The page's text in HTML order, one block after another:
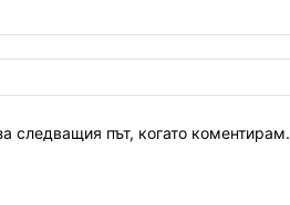
следващия път, когато коментирам.